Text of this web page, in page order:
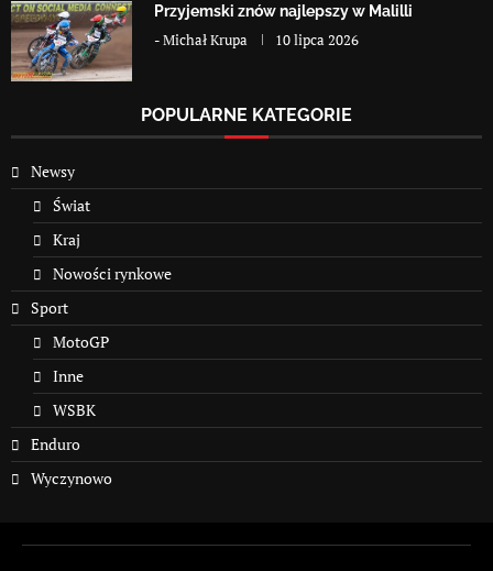
Przyjemski znów najlepszy w Malilli
-Michał Krupa 10 lipca 2026
POPULARNE KATEGORIE
Newsy
Świat
Kraj
Nowości rynkowe
Sport
MotoGP
Inne
WSBK
Enduro
Wyczynowo